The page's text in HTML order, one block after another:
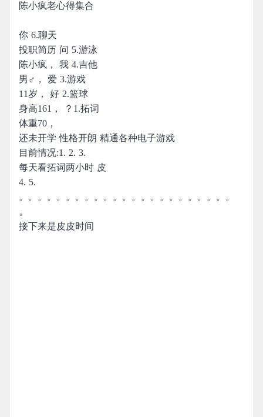
陈小疯老心得集合
你 6.聊天
投职简历 问 5.游泳
陈小疯， 我 4.吉他
男♂， 爱 3.游戏
11岁， 好 2.篮球
身高161， ？1.拓词
体重70，
还未开学 性格开朗 精通各种电子游戏
目前情况:1. 2. 3.
每天看拓词两小时 皮
4. 5.
。。。。。。。。。。。。。。。。。。。。。。。
。
接下来是皮皮时间